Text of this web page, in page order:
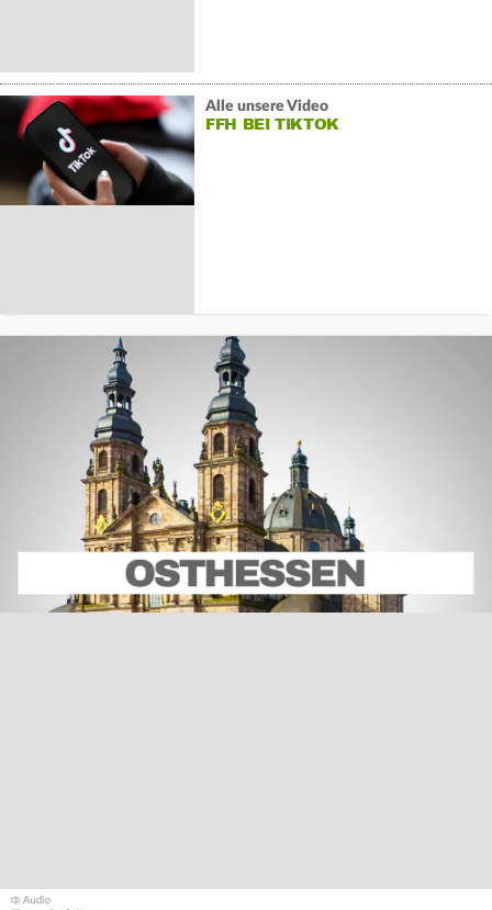
Alle unsere Video
FFH BEI TIKTOK